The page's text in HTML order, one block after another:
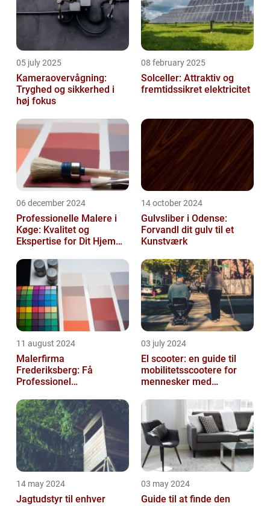
05 july 2025
Kameraovervågning:
Tryghed og sikkerhed i
høj fokus
08 february 2025
Solceller: Attraktiv og
fremtidssikret elektricitet
06 december 2024
Professionelle Malere i
Køge: Kvalitet og
Ekspertise for Dit Hjem
14 october 2024
Gulvsliber i Odense:
Forvandl dit gulv til et
Kunstværk
11 august 2024
Malerfirma
Frederiksberg: Få
Professionel
eller virksomhed
03 july 2024
El scooter: en guide til
mobilitetsscootere for
mennesker med
14 may 2024
Jagtudstyr til enhver
03 may 2024
Guide til at finde den